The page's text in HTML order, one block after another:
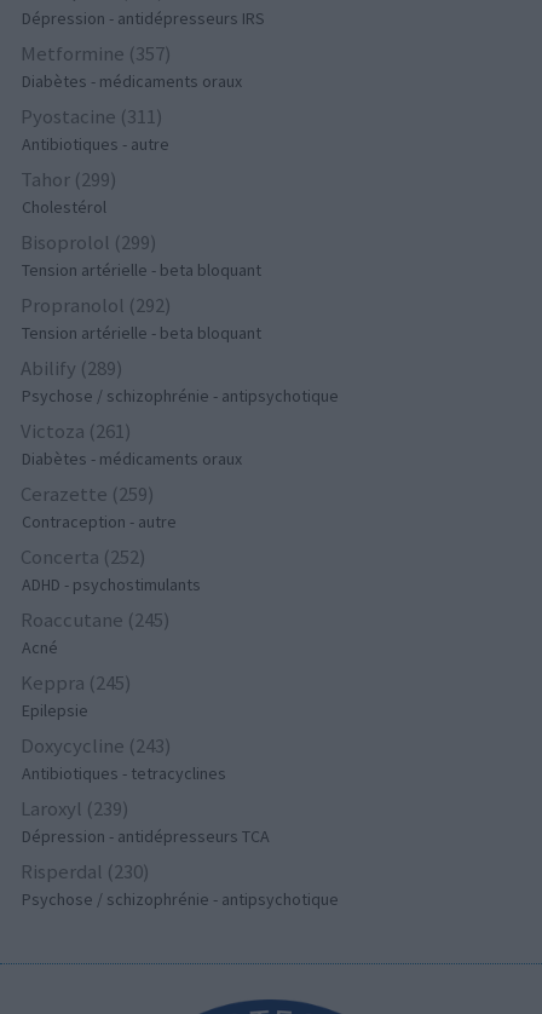
Dépression - antidépresseurs IRS
Metformine (357)
Diabètes - médicaments oraux
Pyostacine (311)
Antibiotiques - autre
Tahor (299)
Cholestérol
Bisoprolol (299)
Tension artérielle - beta bloquant
Propranolol (292)
Tension artérielle - beta bloquant
Abilify (289)
Psychose / schizophrénie - antipsychotique
Victoza (261)
Diabètes - médicaments oraux
Cerazette (259)
Contraception - autre
Concerta (252)
ADHD - psychostimulants
Roaccutane (245)
Acné
Keppra (245)
Epilepsie
Doxycycline (243)
Antibiotiques - tetracyclines
Laroxyl (239)
Dépression - antidépresseurs TCA
Risperdal (230)
Psychose / schizophrénie - antipsychotique